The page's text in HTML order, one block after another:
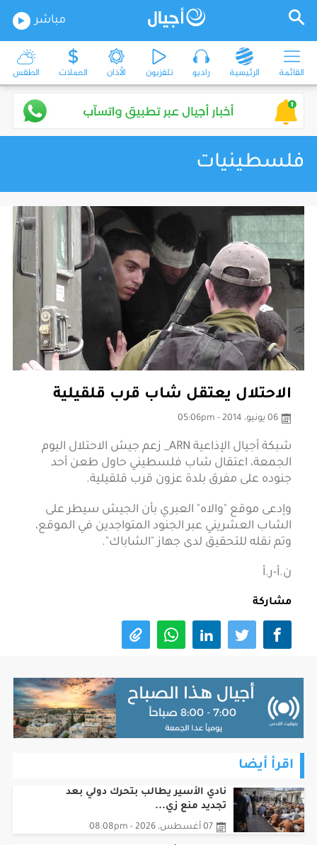
مباشر
القائمة الرئيسية راديو تلفزيون الأذان العملات الطقس
فلسطينيات
الاحتلال يعتقل شاب قرب قلقيلية
06 يونيو، 2014 - 05:06pm
شبكة أجيال الإذاعية ARN_ زعم جيش الاحتلال اليوم
الجمعة، اعتقال شاب فلسطيني حاول طعن أحد
جنوده على مفرق بلدة عزون قرب قلقيلية.
وإدعى موقع "والاه" العبري بأن الجيش سيطر على
الشاب العشريني عبر الجنود المتواجدين في الموقع،
وتم نقله للتحقيق لدى جهاز "الشاباك".
ن.أ-ر.أ
مشاركة
اقرأ أيضا
نادي الأسير يطالب بتحرك دولي بعد
تجديد منع زي...
07 أغسطس، 2026 - 08:08pm